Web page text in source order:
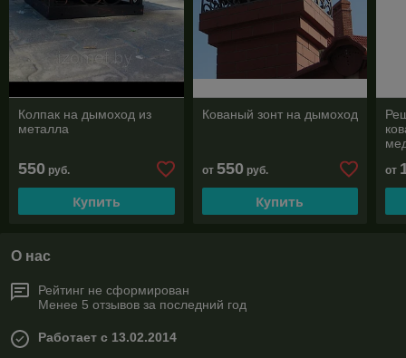
Колпак на дымоход из
металла
550 руб.
Купить
Кованый зонт на дымоход
от 550руб.
Купить
от
О нас
Рейтинг не сформирован
Менее 5 отзывов за последний год
Работает с 13.02.2014